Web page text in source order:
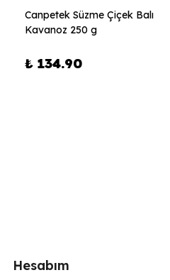
Canpetek Süzme Çiçek Balı
Kavanoz 250 g
₺ 134.90
Hesabım